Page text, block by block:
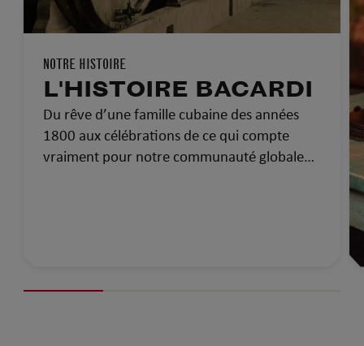
NOTRE HISTOIRE
L'HISTOIRE BACARDI
Du rêve d’une famille cubaine des années
1800 aux célébrations de ce qui compte
vraiment pour notre communauté globale